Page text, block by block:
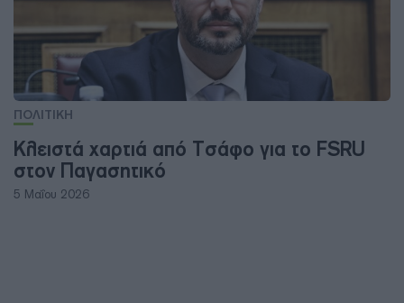
ΠΟΛΙΤΙΚΗ
Κλειστά χαρτιά από Τσάφο για το FSRU
στον Παγασητικό
5 Μαΐου 2026